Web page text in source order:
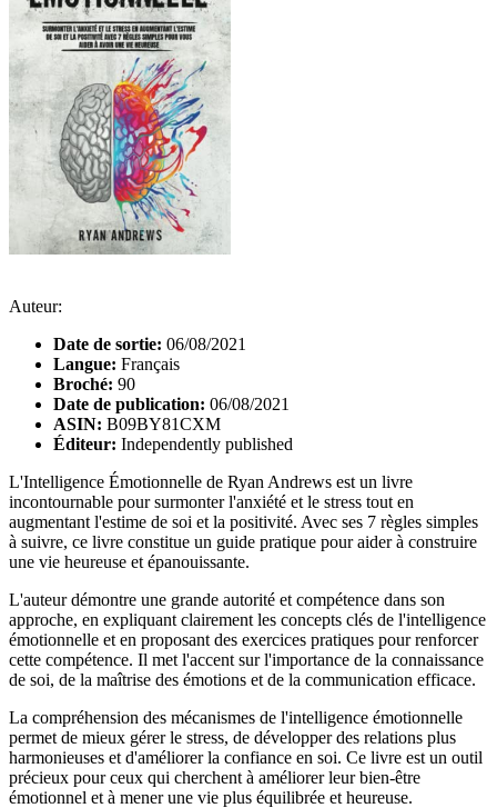
Auteur:
Date de sortie: 06/08/2021
Langue: Français
Broché: 90
Date de publication: 06/08/2021
ASIN: B09BY81CXM
Éditeur: Independently published
L'Intelligence Émotionnelle de Ryan Andrews est un livre
incontournable pour surmonter l'anxiété et le stress tout en
augmentant l'estime de soi et la positivité. Avec ses 7 règles simples
à suivre, ce livre constitue un guide pratique pour aider à construire
une vie heureuse et épanouissante.
L'auteur démontre une grande autorité et compétence dans son
approche, en expliquant clairement les concepts clés de l'intelligence
émotionnelle et en proposant des exercices pratiques pour renforcer
cette compétence. Il met l'accent sur l'importance de la connaissance
de soi, de la maîtrise des émotions et de la communication efficace.
La compréhension des mécanismes de l'intelligence émotionnelle
permet de mieux gérer le stress, de développer des relations plus
harmonieuses et d'améliorer la confiance en soi. Ce livre est un outil
précieux pour ceux qui cherchent à améliorer leur bien-être
émotionnel et à mener une vie plus équilibrée et heureuse.